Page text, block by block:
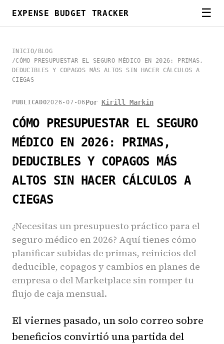
EXPENSE BUDGET TRACKER ☰
INICIO/ BLOG
/CÓMO PRESUPUESTAR EL SEGURO MÉDICO EN 2026: PRIMAS,
DEDUCIBLES Y COPAGOS MÁS ALTOS SIN HACER CÁLCULOS A
CIEGAS
PUBLICADO2026-07-06Por Kirill Markin
CÓMO PRESUPUESTAR EL SEGURO
MÉDICO EN 2026: PRIMAS,
DEDUCIBLES Y COPAGOS MÁS
ALTOS SIN HACER CÁLCULOS A
CIEGAS
¿Necesitas un presupuesto práctico para el
seguro médico en 2026? Aquí tienes cómo
planificar subidas de primas, reinicios del
deducible, copagos y cambios en planes de
empresa o del Marketplace sin romper tu
flujo de caja mensual.
El viernes pasado, un solo correo sobre
beneficios convirtió una partida del